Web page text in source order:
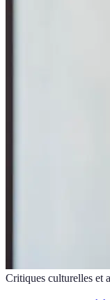
Critiques culturelles et